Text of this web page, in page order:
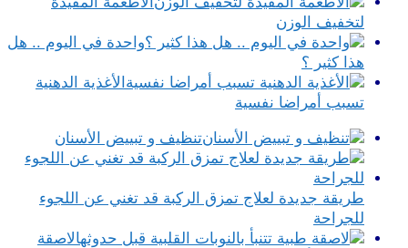
لتخفيف الوزن
واحدة في اليوم .. هل
هذا كثير ؟
الأغذية الدهنية
تسبب أمراضا نفسية
تنظيف و تبييض الأسنان
طريقة جديدة لعلاج تمزق الركبة قد تغني عن اللجوء
للجراحة
لاصقة